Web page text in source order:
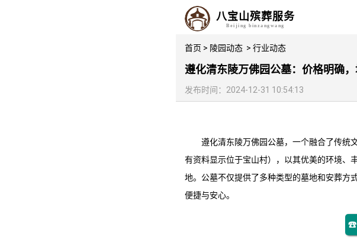
八宝山殡葬服务
Beijing binzangwang
首页 > 陵园动态 > 行业动态
遵化清东陵万佛园公墓：价格明确，
发布时间：2024-12-31 10:54:13
遵化清东陵万佛园公墓，一个融合了传统
有资料显示位于宝山村），以其优美的环境、
地。公墓不仅提供了多种类型的墓地和安葬方
便捷与安心。
☎